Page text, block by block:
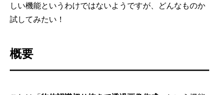
しい機能というわけではないようですが、どんなものか
試してみたい！
概要